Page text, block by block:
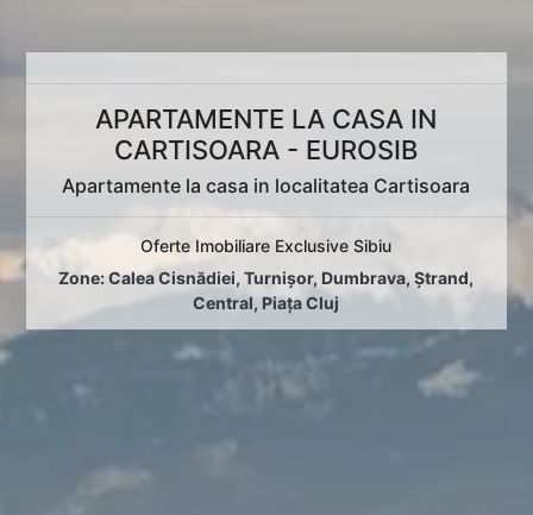
APARTAMENTE LA CASA IN
CARTISOARA - EUROSIB
Apartamente la casa in localitatea Cartisoara
Oferte Imobiliare Exclusive Sibiu
Zone:Calea Cisnădiei,Turnișor, Dumbrava,Ștrand,
Central,Piața Cluj